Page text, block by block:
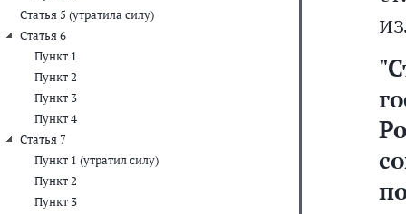
Статья 5 (утратила силу)
Статья 6
Пункт 1
Пункт 2
Пункт 3
Пункт 4
Статья 7
Пункт 1 (утратил силу)
Пункт 2
Пункт 3
"